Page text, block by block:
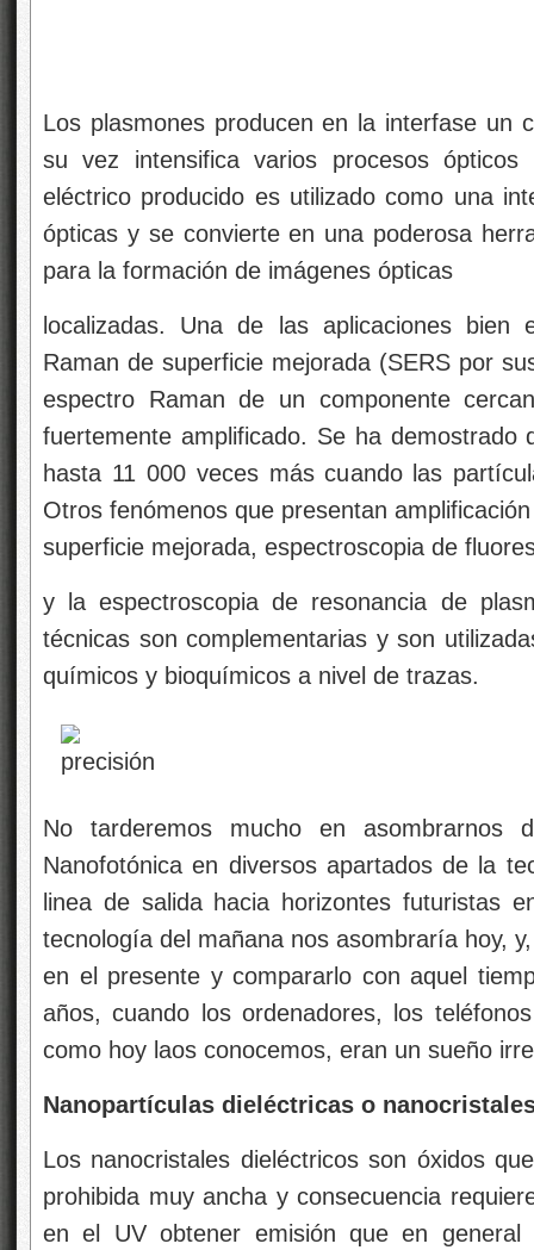
Los plasmones producen en la interfase un
su vez intensifica varios procesos
eléctrico producido es utilizado como una
ópticas y se convierte en una poderosa
para la formación de imágenes ópticas
localizadas. Una de las aplicaciones bien
Raman de superficie mejorada (SERS por
espectro Raman de un componente
fuertemente amplificado. Se ha demostrado
hasta 11 000 veces más cuando las
Otros fenómenos que presentan
superficie mejorada, espectroscopia de
y la espectroscopia de resonancia de
técnicas son complementarias y son
químicos y bioquímicos a nivel de trazas.
No tarderemos mucho en asombrarnos
Nanofotónica en diversos apartados de la
linea de salida hacia horizontes futuristas
tecnología del mañana nos asombraría hoy,
en el presente y compararlo con aquel
años, cuando los ordenadores, los
como hoy laos conocemos, eran un sueño
Nanopartículas dieléctricas o
Los nanocristales dieléctricos son óxidos
prohibida muy ancha y consecuencia
en el UV obtener emisión que en